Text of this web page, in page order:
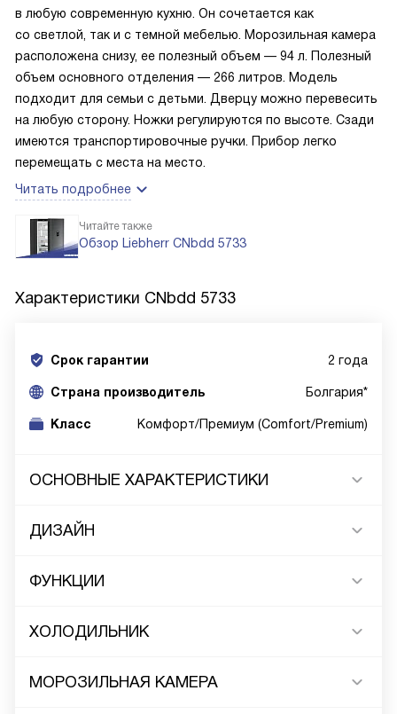
в любую современную кухню. Он сочетается как
со светлой, так и с темной мебелью. Морозильная камера
расположена снизу, ее полезный объем — 94 л. Полезный
объем основного отделения — 266 литров. Модель
подходит для семьи с детьми. Дверцу можно перевесить
на любую сторону. Ножки регулируются по высоте. Сзади
имеются транспортировочные ручки. Прибор легко
перемещать с места на место.
Читать подробнее
Читайте также
Обзор Liebherr CNbdd 5733
Характеристики CNbdd 5733
Срок гарантии 2 года
Cтрана производитель Болгария*
Класс Комфорт/Премиум (Comfort/Premium)
ОСНОВНЫЕ ХАРАКТЕРИСТИКИ
ДИЗАЙН
ФУНКЦИИ
ХОЛОДИЛЬНИК
МОРОЗИЛЬНАЯ КАМЕРА